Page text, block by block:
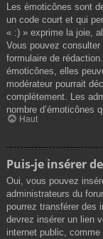
Les émoticônes sont
un code court et qui
« :) » exprime la joie,
Vous pouvez
formulaire de
émoticônes, elles
modérateur pourrait
complètement. Les
nombre d’émoticônes
Haut
Puis-je insérer
Oui, vous pouvez
administrateurs du
pourrez transférer des
devrez insérer un lien
internet public,